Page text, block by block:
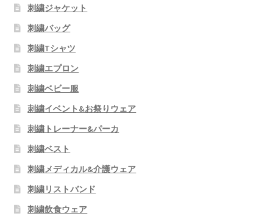
刺繍ジャケット
刺繍バッグ
刺繍Tシャツ
刺繍エプロン
刺繍ベビー服
刺繍イベント&お祭りウェア
刺繍トレーナー&パーカ
刺繍ベスト
刺繍メディカル&介護ウェア
刺繍リストバンド
刺繍飲食ウェア